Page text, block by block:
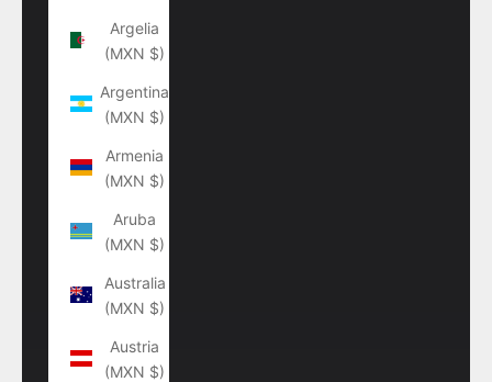
Argelia
(MXN $)
Argentina
(MXN $)
Armenia
(MXN $)
Aruba
(MXN $)
Australia
(MXN $)
Austria
(MXN $)